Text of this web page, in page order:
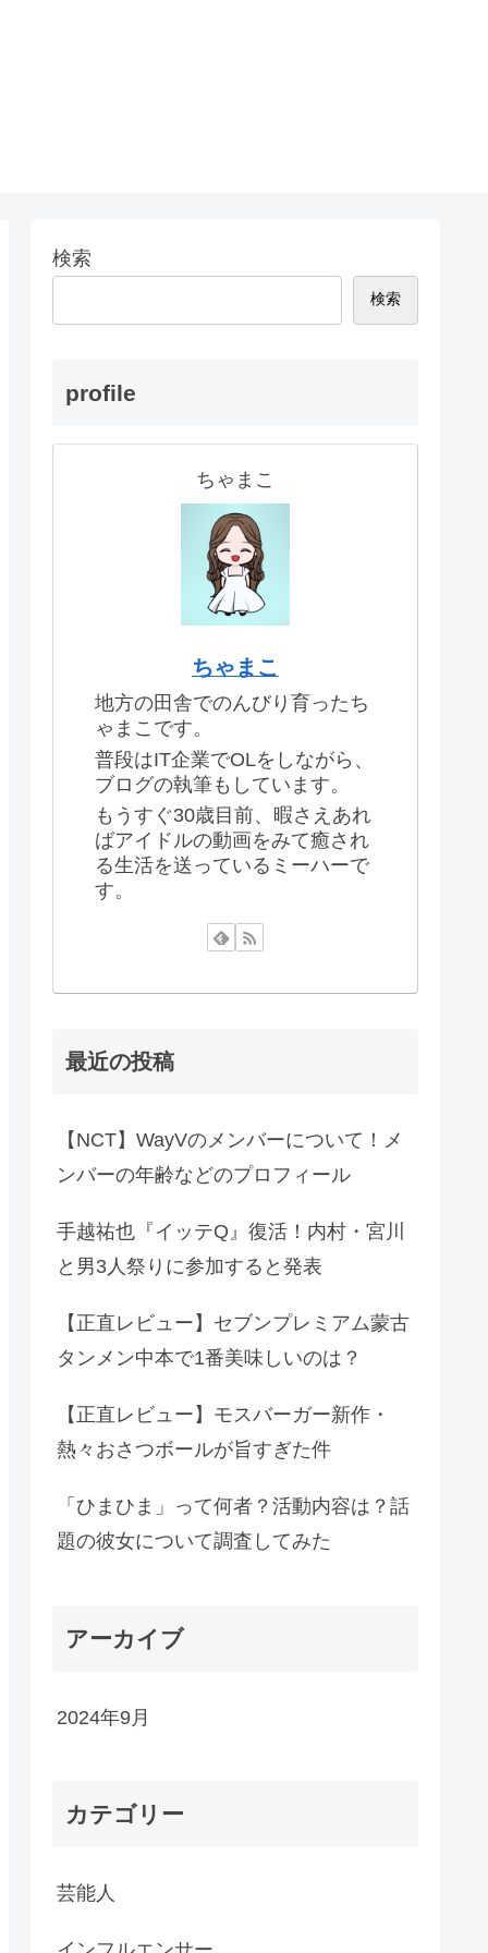
検索
検索
profile
ちゃまこ
ちゃまこ
地方の田舎でのんびり育ったち
ゃまこです。
普段はIT企業でOLをしながら、
ブログの執筆もしています。
もうすぐ30歳目前、暇さえあれ
ばアイドルの動画をみて癒され
る生活を送っているミーハーで
す。
最近の投稿
【NCT】WayVのメンバーについて！メ
ンバーの年齢などのプロフィール
手越祐也『イッテQ』復活！内村・宮川
と男3人祭りに参加すると発表
【正直レビュー】セブンプレミアム蒙古
タンメン中本で1番美味しいのは？
【正直レビュー】モスバーガー新作・
熱々おさつボールが旨すぎた件
「ひまひま」って何者？活動内容は？話
題の彼女について調査してみた
アーカイブ
2024年9月
カテゴリー
芸能人